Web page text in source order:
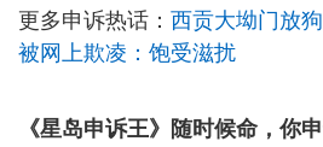
更多申诉热话： 西贡大坳门放
被网上欺凌：饱受滋扰
《星岛申诉王》随时候命，你